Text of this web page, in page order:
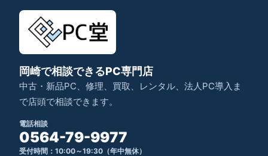
岡崎で相談できるPC専門店
中古・新品PC、修理、買取、レンタル、法人PC導入ま
で店頭で相談できます。
電話相談
0564-79-9977
受付時間：10:00～19:30（年中無休）